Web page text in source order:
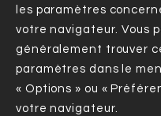
les paramètres
votre navigateur. Vous
généralement trouver
paramètres dans le
« Options » ou «
votre navigateur.